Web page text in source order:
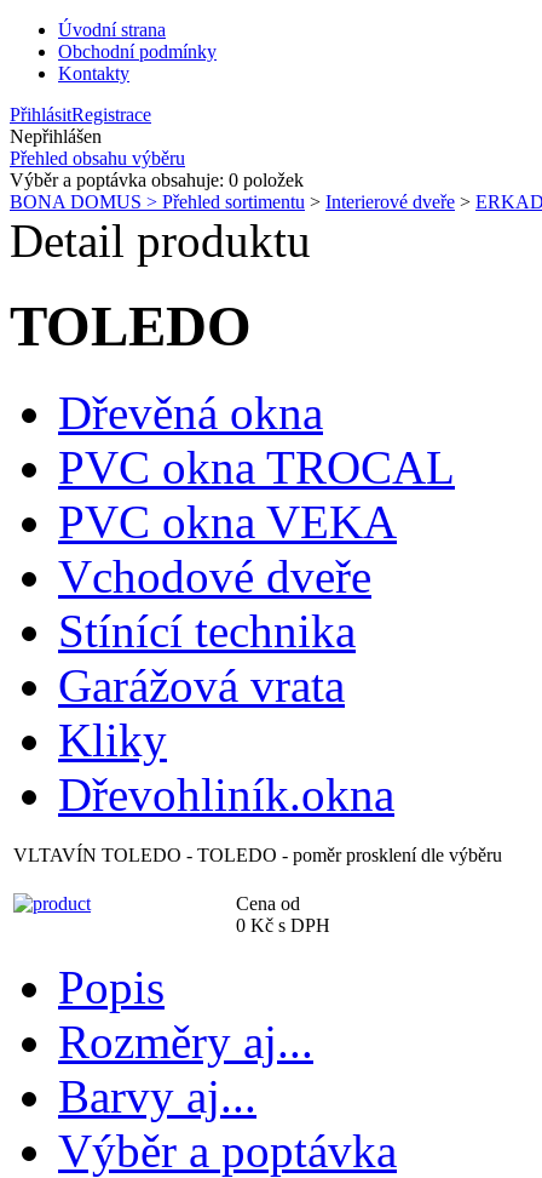
Úvodní strana
Obchodní podmínky
Kontakty
PřihlásitRegistrace
Nepřihlášen
Přehled obsahu výběru
Výběr a poptávka obsahuje: 0 položek
BONA DOMUS > Přehled sortimentu > Interierové dveře >
Detail produktu
TOLEDO
Dřevěná okna
PVC okna TROCAL
PVC okna VEKA
Vchodové dveře
Stínící technika
Garážová vrata
Kliky
Dřevohliník.okna
VLTAVÍN TOLEDO - TOLEDO - poměr prosklení dle výběru
Cena od
0 Kč s DPH
Popis
Rozměry aj...
Barvy aj...
Výběr a poptávka